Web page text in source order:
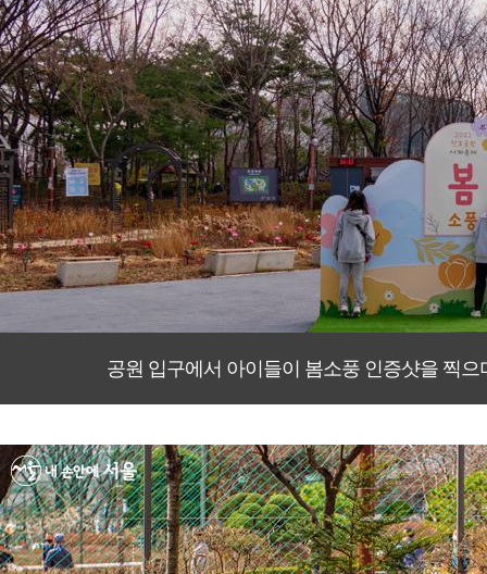
공원 입구에서 아이들이 봄소풍 인증샷을 찍